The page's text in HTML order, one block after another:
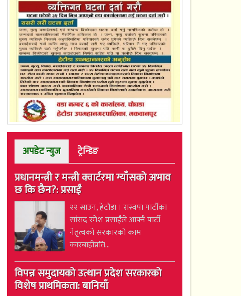
अपडेट न्युज ट्रेन्डिङ
प्रधानमन्त्री र मन्त्री क्वार्टरमा ग्याँसको अभाव
छ कि छैन?: प्रसाईं
२२ साउन, हेटौंडा । रास्वपा पार्टीका
सांसद रमेश प्रसाईंले आफ्नै पार्टी
नेतृत्वको सरकारको काम
कारबाहीप्रति...
विपन्न समुदायको उत्थान प्रदेश सरकारको
विशेष प्राथमिकता: बानियाँ